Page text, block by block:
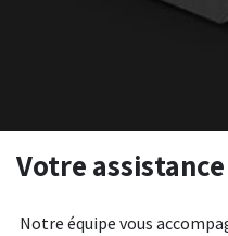
Votre
Notre équipe vous